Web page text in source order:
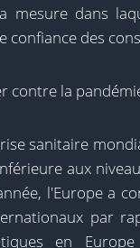
mesure dans
confiance des
contre la
sanitaire
aux
l'Europe a
par
en